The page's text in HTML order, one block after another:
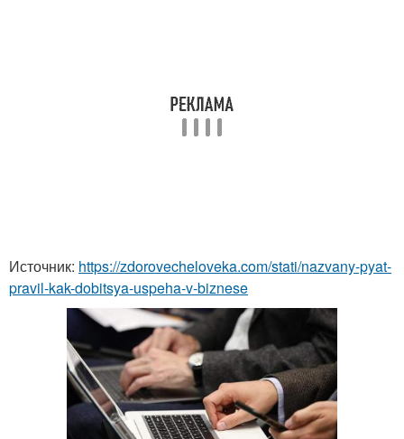
Источник: https://zdorovecheloveka.com/stati/nazvany-pyat-
pravil-kak-dobitsya-uspeha-v-biznese